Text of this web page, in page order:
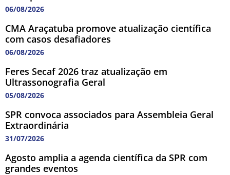
06/08/2026
CMA Araçatuba promove atualização científica
com casos desafiadores
06/08/2026
Feres Secaf 2026 traz atualização em
Ultrassonografia Geral
05/08/2026
SPR convoca associados para Assembleia Geral
Extraordinária
31/07/2026
Agosto amplia a agenda científica da SPR com
grandes eventos